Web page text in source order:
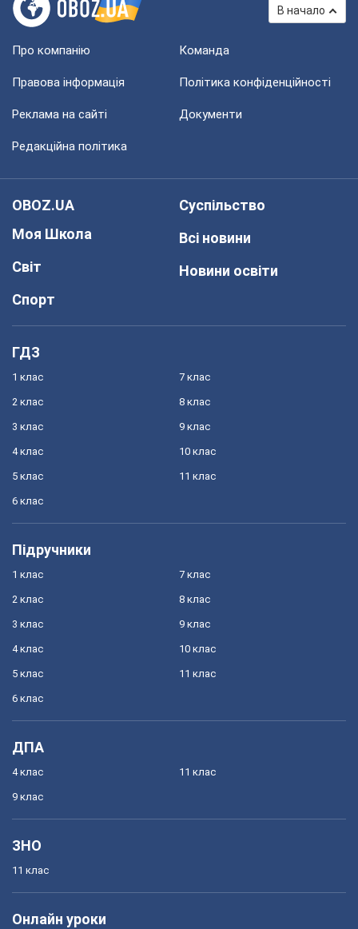
В начало
Про компанію Команда
Правова інформація Політика конфіденційності
Реклама на сайті Документи
Редакційна політика
OBOZ.UA
Моя Школа
Світ
Спорт
Суспільство
Всі новини
Новини освіти
ГДЗ
1 клас
2 клас
3 клас
4 клас
5 клас
6 клас
7 клас
8 клас
9 клас
10 клас
11 клас
Підручники
1 клас
2 клас
3 клас
4 клас
5 клас
6 клас
7 клас
8 клас
9 клас
10 клас
11 клас
ДПА
4 клас
9 клас
11 клас
ЗНО
11 клас
Онлайн уроки